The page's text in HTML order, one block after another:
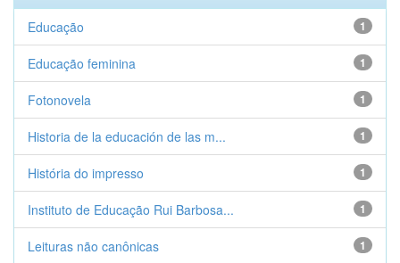
1
Educação
1
Educação feminina
1
Fotonovela
1
Historia de la educación de las m...
1
História do impresso
1
Instituto de Educação Rui Barbosa...
1
Leituras não canônicas